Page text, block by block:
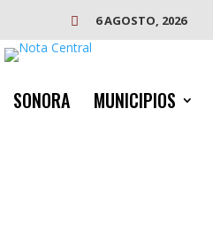
 6 AGOSTO, 2026
SONORA MUNICIPIOS